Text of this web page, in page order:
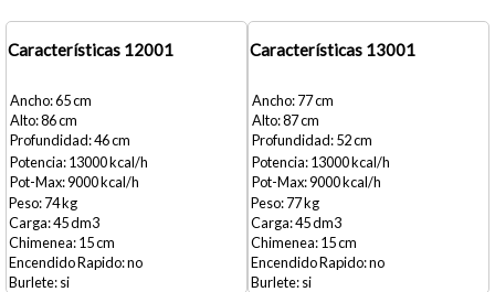
Características 12001
65
86
46
13000
9000
74
45
15
no
si
Características 13001
77
87
52
13000
9000
77
45
15
no
si